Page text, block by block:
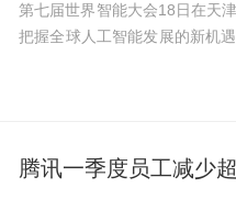
第七届世界智能大会18日在天
把握全球人工智能发展的新机
腾讯一季度员工减少